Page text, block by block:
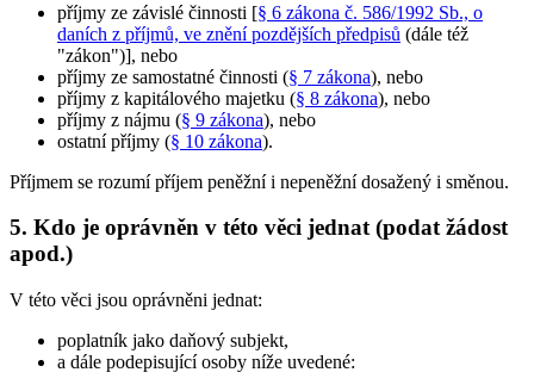
příjmy ze závislé činnosti [§ 6 zákona č. 586/1992 Sb., o
daních z příjmů, ve znění pozdějších předpisů (dále též
"zákon")], nebo
příjmy ze samostatné činnosti (§ 7 zákona), nebo
příjmy z kapitálového majetku (§ 8 zákona), nebo
příjmy z nájmu (§ 9 zákona), nebo
ostatní příjmy (§ 10 zákona).
Příjmem se rozumí příjem peněžní i nepeněžní dosažený i směnou.
5. Kdo je oprávněn v této věci jednat (podat žádost
apod.)
V této věci jsou oprávněni jednat:
poplatník jako daňový subjekt,
a dále podepisující osoby níže uvedené: